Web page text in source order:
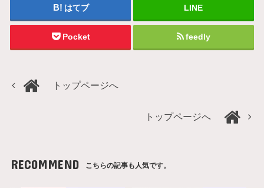
はてブ LINE
Pocket feedly
トップページへ
トップページへ
RECOMMEND こちらの記事も人気です。